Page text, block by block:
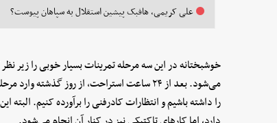
علی کریمی، هافبک پیشین استقلال به سپاهان پیوست؟
خوشبختانه در این سه مرحله تمرینات بسیار خوبی را زیر
می‌شود. بعد از ۲۴ ساعت استراحت‌، از روز
را داشته باشیم و انتظارات کادرفنی را برآورده کنیم.